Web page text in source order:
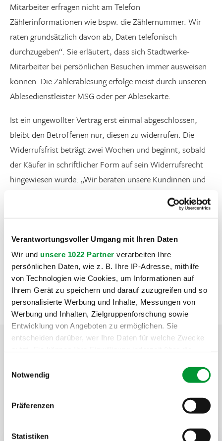
Verantwortungsvoller Umgang mit Ihren Daten
Wir und unsere 1022 Partner verarbeiten Ihre
persönlichen Daten, wie z. B. Ihre IP-Adresse, mithilfe
von Technologien wie Cookies, um Informationen auf
Ihrem Gerät zu speichern und darauf zuzugreifen und so
personalisierte Werbung und Inhalte, Messungen von
Werbung und Inhalten, Zielgruppenforschung sowie
Entwicklung von Angeboten zu ermöglichen. Sie
entscheiden darüber, wer Ihre Daten für welche Zwecke
Trigger Symbol ändern oder widerrufen
Informationen über Ihre geografische Lage erfassen,
Ihr Gerät durch aktives Scannen nach bestimmten
Notwendig
Präferenzen
Statistiken
Mitarbeiter erfragen nicht am Telefon
Zählerinformationen wie bspw. die Zählernummer. Wir
raten grundsätzlich davon ab, Daten telefonisch
durchzugeben“. Sie erläutert, dass sich Stadtwerke-
Mitarbeiter bei persönlichen Besuchen immer ausweisen
können. Die Zählerablesung erfolge meist durch unseren
Ablesedienstleister MSG oder per Ablesekarte.
Ist ein ungewollter Vertrag erst einmal abgeschlossen,
bleibt den Betroffenen nur, diesen zu widerrufen. Die
Widerrufsfrist beträgt zwei Wochen und beginnt, sobald
der Käufer in schriftlicher Form auf sein Widerrufsrecht
hingewiesen wurde. „Wir beraten unsere Kundinnen und
Kunden gern dabei“, beruhigt Matthias Tramp,
Servicezentrum der Stadtwerke Wolfenbüttel unter der
Telefonnummer 05331 408-114 oder per E-Mail an
service@stadtwerke-wf.demelden.
Ihr Ansprechpartner
Weiterführende Informationen